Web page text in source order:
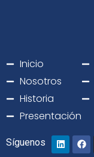
Inicio
Nosotros
Historia
Presentación
Síguenos